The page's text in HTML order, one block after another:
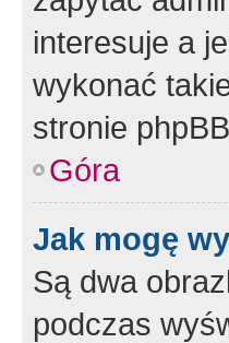
interesuje a
wykonać
stronie
Góra
Jak mogę
Są dwa
podczas